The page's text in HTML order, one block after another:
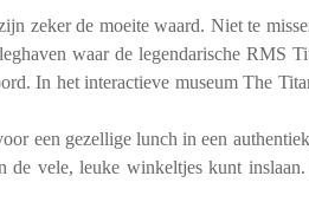
zeker de moeite waard. Niet te
waar de legendarische RMS
In het interactieve museum The
een gezellige lunch in een
de vele, leuke winkeltjes kunt